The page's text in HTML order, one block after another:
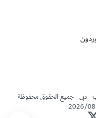
- دبي - جميع الحقوق محفوظة
2026/